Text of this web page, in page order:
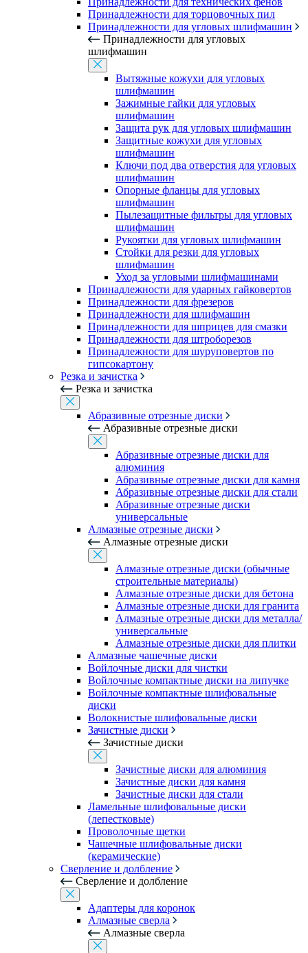
Принадлежности для торцовочных пил
Принадлежности для угловых шлифмашин
Принадлежности для угловых
шлифмашин
Вытяжные кожухи для угловых
шлифмашин
Зажимные гайки для угловых
шлифмашин
Защита рук для угловых шлифмашин
Защитные кожухи для угловых
шлифмашин
Ключи под два отверстия для угловых
шлифмашин
Опорные фланцы для угловых
шлифмашин
Пылезащитные фильтры для угловых
шлифмашин
Рукоятки для угловых шлифмашин
Стойки для резки для угловых
шлифмашин
Уход за угловыми шлифмашинами
Принадлежности для ударных гайковертов
Принадлежности для фрезеров
Принадлежности для шлифмашин
Принадлежности для шприцев для смазки
Принадлежности для штроборезов
Принадлежности для шуруповертов по
гипсокартону
Резка и зачистка
Резка и зачистка
Абразивные отрезные диски
Абразивные отрезные диски
Абразивные отрезные диски для
алюминия
Абразивные отрезные диски для камня
Абразивные отрезные диски для стали
Абразивные отрезные диски
универсальные
Алмазные отрезные диски
Алмазные отрезные диски
Алмазные отрезные диски (обычные
строительные материалы)
Алмазные отрезные диски для бетона
Алмазные отрезные диски для гранита
Алмазные отрезные диски для металла/
универсальные
Алмазные отрезные диски для плитки
Алмазные чашечные диски
Войлочные диски для чистки
Войлочные компактные диски на липучке
Войлочные компактные шлифовальные
диски
Волокнистые шлифовальные диски
Зачистные диски
Зачистные диски
Зачистные диски для алюминия
Зачистные диски для камня
Зачистные диски для стали
Ламельные шлифовальные диски
(лепестковые)
Проволочные щетки
Чашечные шлифовальные диски
(керамические)
Сверление и долбление
Сверление и долбление
Адаптеры для коронок
Алмазные сверла
Алмазные сверла